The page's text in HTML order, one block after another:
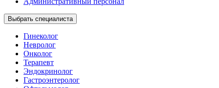
Выбрать специалиста
Гинеколог
Невролог
Онколог
Терапевт
Эндокринолог
Гастроэнтеролог